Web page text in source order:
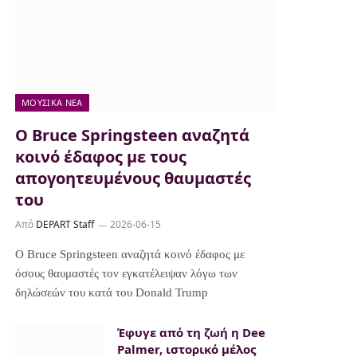
ΜΟΥΣΙΚΆ ΝΈΑ
Ο Bruce Springsteen αναζητά
κοινό έδαφος με τους
απογοητευμένους θαυμαστές
του
Από DEPART Staff 2026-06-15
Ο Bruce Springsteen αναζητά κοινό έδαφος με
όσους θαυμαστές τον εγκατέλειψαν λόγω των
δηλώσεών του κατά του Donald Trump
Έφυγε από τη ζωή η Dee
Palmer, ιστορικό μέλος